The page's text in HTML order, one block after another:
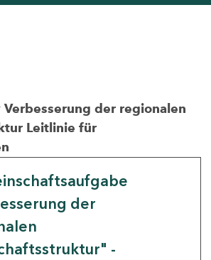
Verbesserung der regionalen
Leitlinie für
der
-